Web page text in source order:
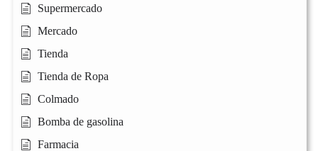
Supermercado
Mercado
Tienda
Tienda de Ropa
Colmado
Bomba de gasolina
Farmacia